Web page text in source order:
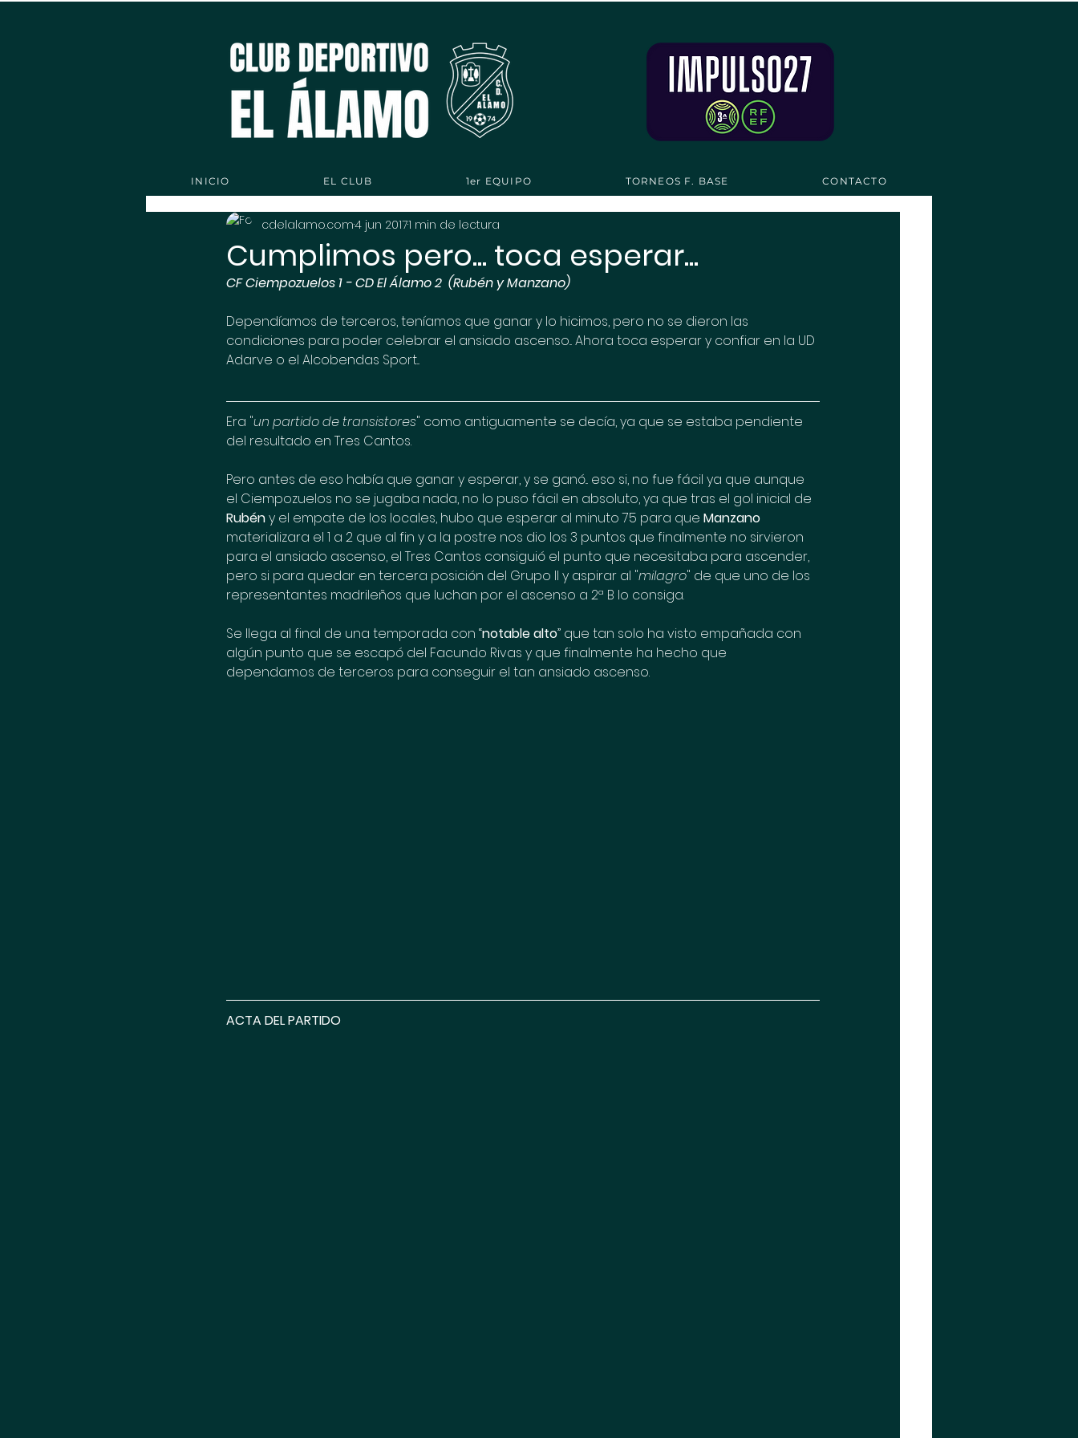
INICIO EL CLUB 1er EQUIPO TORNEOS F. BASE CONTACTO
Cumplimos pero... toca esperar...
cdelalamo.com4 jun 20171 min de lectura
CF Ciempozuelos 1 - CD El Álamo 2  (Rubén y Manzano)
Dependíamos de terceros, teníamos que ganar y lo hicimos, pero no se dieron las
condiciones para poder celebrar el ansiado ascenso... Ahora toca esperar y confiar en la UD
Adarve o el Alcobendas Sport...
Era "un partido de transistores" como antiguamente se decía, ya que se estaba pendiente
del resultado en Tres Cantos.
Pero antes de eso había que ganar y esperar, y se ganó... eso si, no fue fácil ya que aunque
el Ciempozuelos no se jugaba nada, no lo puso fácil en absoluto, ya que tras el gol inicial de
Rubén y el empate de los locales, hubo que esperar al minuto 75 para que Manzano
materializara el 1 a 2 que al fin y a la postre nos dio los 3 puntos que finalmente no sirvieron
para el ansiado ascenso, el Tres Cantos consiguió el punto que necesitaba para ascender,
pero si para quedar en tercera posición del Grupo II y aspirar al "milagro" de que uno de los
representantes madrileños que luchan por el ascenso a 2ª B lo consiga.
Se llega al final de una temporada con “notable alto” que tan solo ha visto empañada con
algún punto que se escapó del Facundo Rivas y que finalmente ha hecho que
dependamos de terceros para conseguir el tan ansiado ascenso.
ACTA DEL PARTIDO